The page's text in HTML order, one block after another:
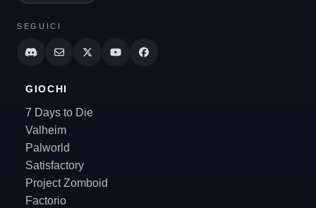
SEGUICI
GIOCHI
7 Days to Die
Valheim
Palworld
Satisfactory
Project Zomboid
Factorio